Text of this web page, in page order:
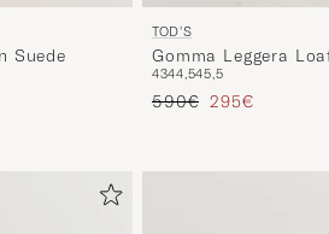
Suede
TOD'S
Gomma Leggera
4344,545,5
Tavallinen hinta
590€ Alennettu
295€